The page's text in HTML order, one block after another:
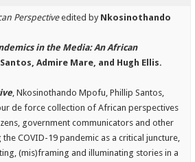
Perspectiveedited by Nkosinothando
in the Media: An African
Admire Mare, and Hugh Ellis.
, Nkosinothando Mpofu, Phillip Santos,
de force collection of African perspectives
government communicators and other
COVID-19 pandemic as a critical juncture,
(mis)framing and illuminating stories in a